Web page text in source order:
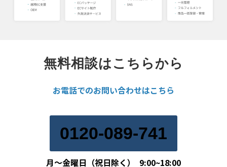
無料相談はこちらから
お電話でのお問い合わせはこちら
0120-089-741
月～金曜日（祝日除く） 9:00~18:00